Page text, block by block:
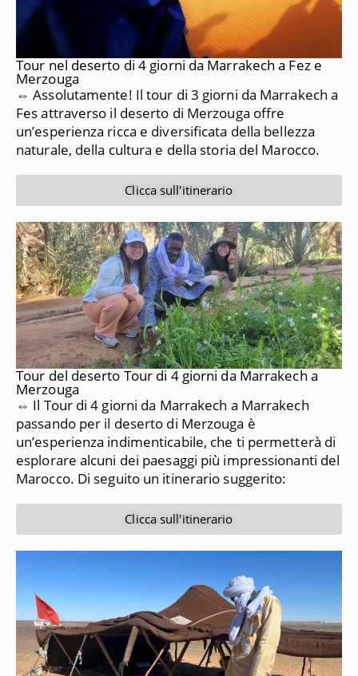
Tour nel deserto di 4 giorni da Marrakech a Fez e
Merzouga
⇔ Assolutamente! Il tour di 3 giorni da Marrakech a
Fes attraverso il deserto di Merzouga offre
un’esperienza ricca e diversificata della bellezza
naturale, della cultura e della storia del Marocco.
Clicca sull'itinerario
Tour del deserto Tour di 4 giorni da Marrakech a
Merzouga
⇔ Il Tour di 4 giorni da Marrakech a Marrakech
passando per il deserto di Merzouga è
un’esperienza indimenticabile, che ti permetterà di
esplorare alcuni dei paesaggi più impressionanti del
Marocco. Di seguito un itinerario suggerito:
Clicca sull'itinerario